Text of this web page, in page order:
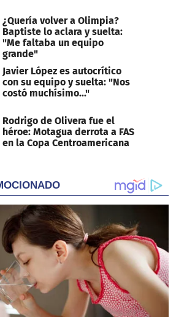
¿Quería volver a Olimpia?
Baptiste lo aclara y suelta:
"Me faltaba un equipo
grande"
Javier López es autocrítico
con su equipo y suelta: "Nos
costó muchísimo..."
Rodrigo de Olivera fue el
héroe: Motagua derrota a FAS
en la Copa Centroamericana